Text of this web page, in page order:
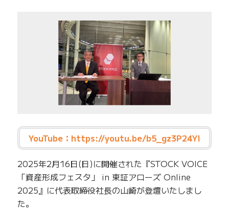
YouTube： https://youtu.be/b5_gz3P24YI
2025年2月16日(日)に開催された『STOCK VOICE
「資産形成フェスタ」 in 東証アローズ Online
2025』に代表取締役社長の山崎が登壇いたしまし
た。